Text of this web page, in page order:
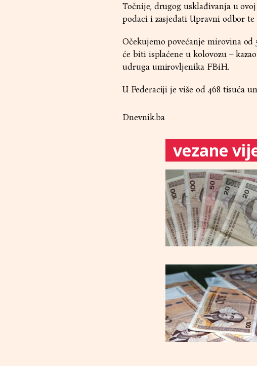
Točnije, drugog usklađivanja u
podaci i zasjedati Upravni odbor
Očekujemo povećanje mirovina od
će biti isplaćene u kolovozu –
udruga umirovljenika FBiH.
U Federaciji je više od 468 tisuća
Dnevnik.ba
vezane